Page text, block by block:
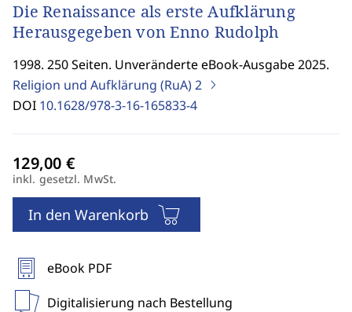
Die Renaissance als erste Aufklärung
Herausgegeben von Enno Rudolph
1998. 250 Seiten. Unveränderte eBook-Ausgabe 2025.
Religion und Aufklärung (RuA)2
DOI 10.1628/978-3-16-165833-4
inkl. gesetzl. MwSt.
In den Warenkorb
eBook PDF
Digitalisierung nach Bestellung